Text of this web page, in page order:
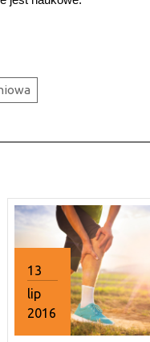
13
lip
2016